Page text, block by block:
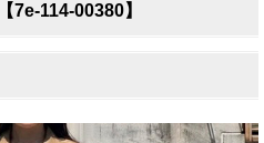
7e-114-00380】